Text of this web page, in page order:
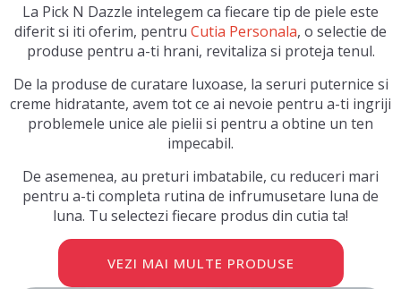
La Pick N Dazzle intelegem ca fiecare tip de piele este
diferit si iti oferim, pentru Cutia Personala, o selectie de
produse pentru a-ti hrani, revitaliza si proteja tenul.
De la produse de curatare luxoase, la seruri puternice si
creme hidratante, avem tot ce ai nevoie pentru a-ti ingriji
problemele unice ale pielii si pentru a obtine un ten
impecabil.
De asemenea, au preturi imbatabile, cu reduceri mari
pentru a-ti completa rutina de infrumusetare luna de
luna. Tu selectezi fiecare produs din cutia ta!
VEZI MAI MULTE PRODUSE